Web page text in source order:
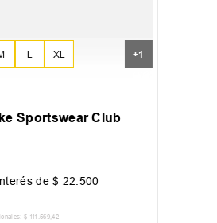
L XL +1
Sportswear Club
de$ 22 500
$ 111 .569,42